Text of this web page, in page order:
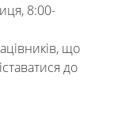
8:00-
що
до